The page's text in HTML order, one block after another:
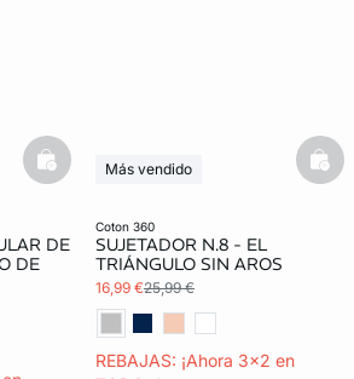
DE
DE
basketfull
coton 360
SUJETADOR N.8 - EL
TRIÁNGULO SIN AROS
16,99 €25,99 €
REBAJAS: ¡Ahora 3x2 en
Más vendido
Exclu Web